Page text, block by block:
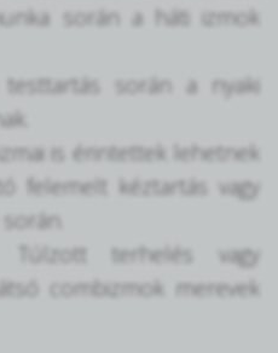
során a háti izmok
testtartás során a nyaki
is érintettek lehetnek
felemelt kéztartás vagy
Túlzott terhelés vagy
combizmok merevek